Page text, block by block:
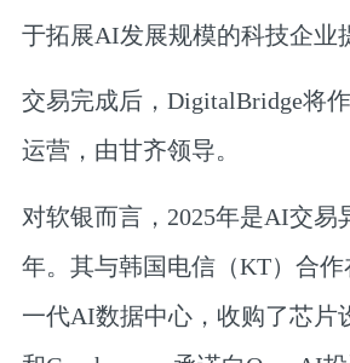
于拓展AI发展规模的科技企业
交易完成后，DigitalBridge将
运营，由甘齐领导。
对软银而言，2025年是AI交易
年。其与韩国电信（KT）合
一代AI数据中心，收购了芯片